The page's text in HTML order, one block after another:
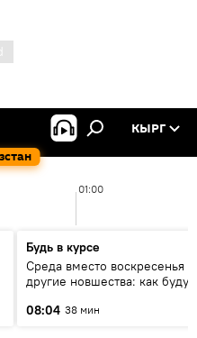
КЫРГ
01:00
Будь в курсе
Среда вместо воскресенья и
другие новшества: как будут
08:04 38 мин